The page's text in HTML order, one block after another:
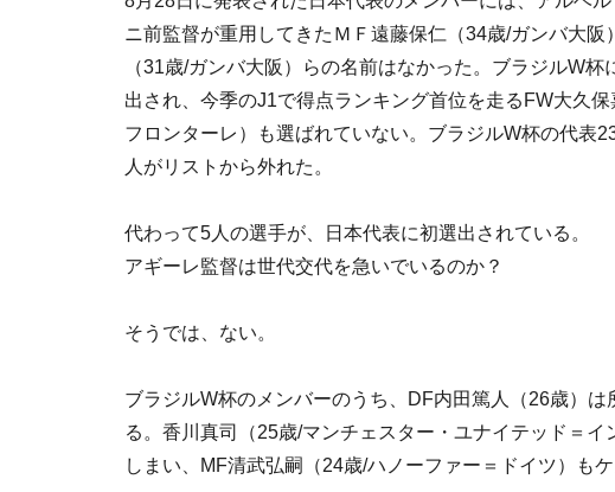
ニ前監督が重用してきたＭＦ遠藤保仁（34歳/ガンバ大阪
（31歳/ガンバ大阪）らの名前はなかった。ブラジルW杯
出され、今季のJ1で得点ランキング首位を走るFW大久
フロンターレ）も選ばれていない。ブラジルW杯の代表
人がリストから外れた。
代わって5人の選手が、日本代表に初選出されている。
アギーレ監督は世代交代を急いでいるのか？
そうでは、ない。
ブラジルW杯のメンバーのうち、DF内田篤人（26歳）
る。香川真司（25歳/マンチェスター・ユナイテッド＝
しまい、MF清武弘嗣（24歳/ハノーファー＝ドイツ）も